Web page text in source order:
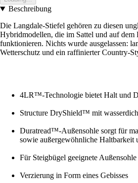
Beschreibung
Die Langdale-Stiefel gehören zu diesen
Hybridmodellen, die im Sattel und auf dem
funktionieren. Nichts wurde ausgelassen:
Wetterschutz und ein raffinierter Country-
4LR™-Technologie bietet Halt und
Structure DryShield™ mit
Duratread™-Außensohle sorgt für
sowie außergewöhnliche Haltbarkeit
Für Steigbügel geeignete Außensohle
Verzierung in Form eines Gebisses